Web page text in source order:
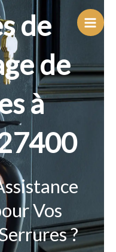
de
de
à
Vos
?